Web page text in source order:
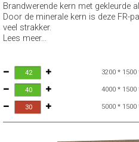
Brandwerende kern met gekleurde
Door de minerale kern is deze FR-
veel strakker.
Lees meer...
3200 *
4000 *
5000 *